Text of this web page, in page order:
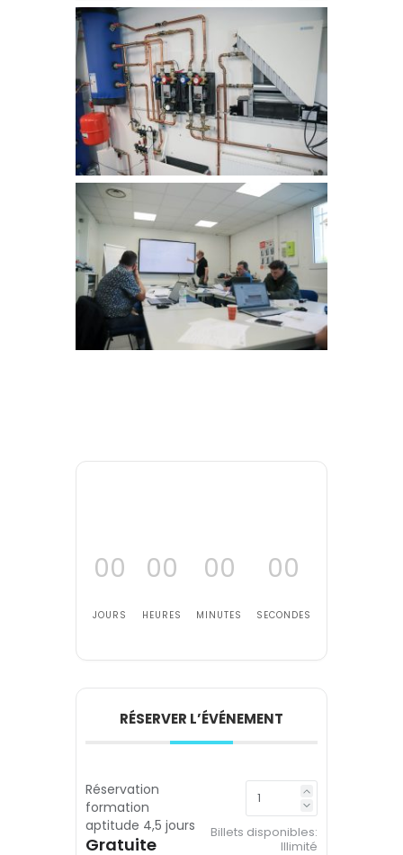
00
JOURS
00
HEURES
00
MINUTES
00
SECONDES
RÉSERVER L’ÉVÉNEMENT
Réservation
formation
aptitude 4,5 jours
Gratuite
Billets disponibles:
Illimité